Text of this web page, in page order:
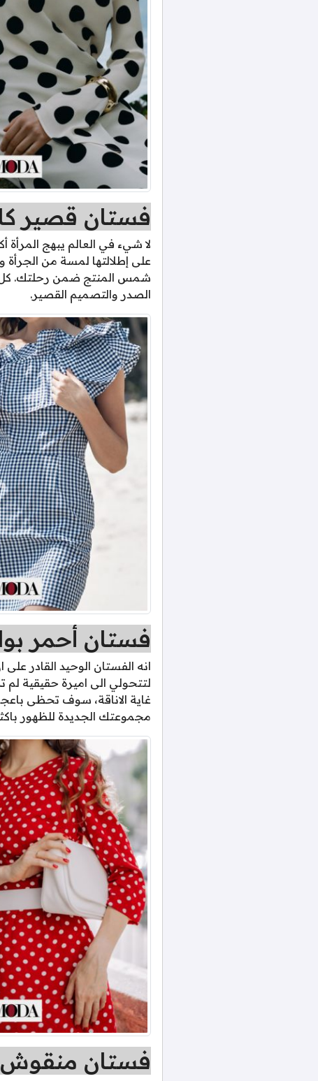
فستان قصير
لا شيء في العالم يبهج
على إطلالتها لمسة من
شمس المنتج ضمن رحلتك. كل
الصدر والتصميم القصير.
فستان أحمر
انه الفستان الوحيد القادر
لتتحولي الى اميرة حقيقية لم
غاية الاناقة، سوف تحظى
مجموعتك الجديدة للظهور
فستان منقوش